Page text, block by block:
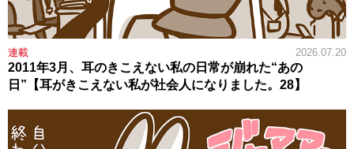
連載 2026.07.20
2011年3月、耳のきこえない私の日常が崩れた“あの
日”【耳がきこえない私が社会人になりました。28】